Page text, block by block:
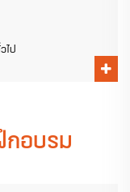
ไป
กอบรม